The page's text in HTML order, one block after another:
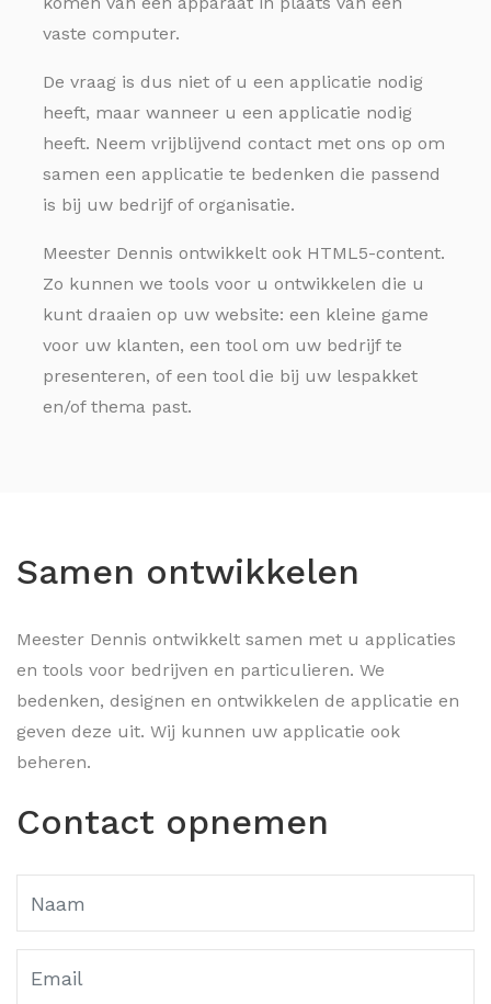
vaste computer.
De vraag is dus niet of u een applicatie nodig
heeft, maar wanneer u een applicatie nodig
heeft. Neem vrijblijvend contact met ons op om
samen een applicatie te bedenken die passend
is bij uw bedrijf of organisatie.
Meester Dennis ontwikkelt ook HTML5-content.
Zo kunnen we tools voor u ontwikkelen die u
kunt draaien op uw website: een kleine game
voor uw klanten, een tool om uw bedrijf te
presenteren, of een tool die bij uw lespakket
en/of thema past.
Samen ontwikkelen
Meester Dennis ontwikkelt samen met u applicaties
en tools voor bedrijven en particulieren. We
bedenken, designen en ontwikkelen de applicatie en
geven deze uit. Wij kunnen uw applicatie ook
beheren.
Contact opnemen